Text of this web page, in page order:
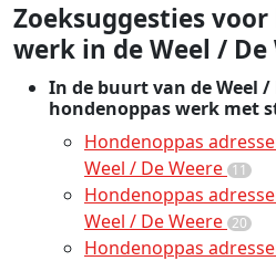
Zoeksuggesties
werk in de Weel / De
In de buurt van de Weel /
hondenoppas werk met
Hondenoppas
Weel / De Weere 11
Hondenoppas
Weel / De Weere 20
Hondenoppas